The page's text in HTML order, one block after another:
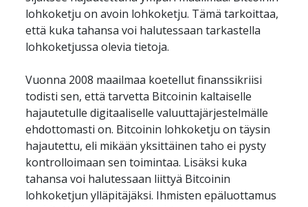
lohkoketju on avoin lohkoketju. Tämä tarkoittaa,
että kuka tahansa voi halutessaan tarkastella
lohkoketjussa olevia tietoja.
Vuonna 2008 maailmaa koetellut finanssikriisi
todisti sen, että tarvetta Bitcoinin kaltaiselle
hajautetulle digitaaliselle valuuttajärjestelmälle
ehdottomasti on. Bitcoinin lohkoketju on täysin
hajautettu, eli mikään yksittäinen taho ei pysty
kontrolloimaan sen toimintaa. Lisäksi kuka
tahansa voi halutessaan liittyä Bitcoinin
lohkoketjun ylläpitäjäksi. Ihmisten epäluottamus